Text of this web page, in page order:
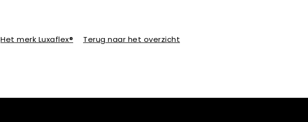
Het merk Luxaflex® Terug naar het overzicht